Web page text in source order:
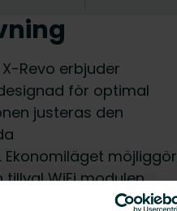
Revo erbjuder
för optimal
justeras den
möjliggör
WiFi modulen
Modellen är också